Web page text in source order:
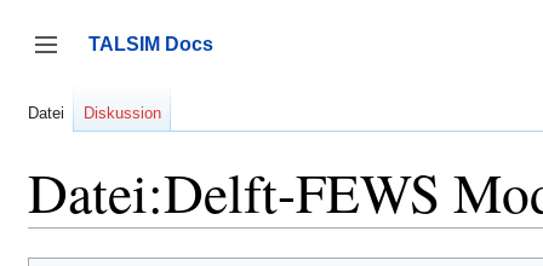
springen
Seitenleiste umschalten
TALSIM Docs
Datei Diskussion
Datei:Delft-FEWS